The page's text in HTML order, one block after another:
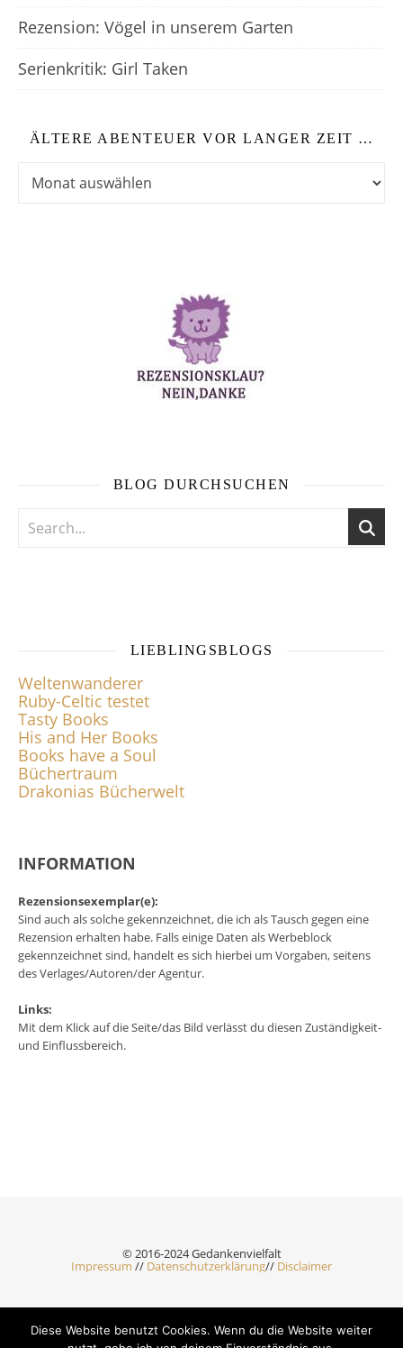
Rezension: Vögel in unserem Garten
Serienkritik: Girl Taken
ÄLTERE ABENTEUER VOR LANGER ZEIT …
BLOG DURCHSUCHEN
LIEBLINGSBLOGS
Weltenwanderer
Ruby-Celtic testet
Tasty Books
His and Her Books
Books have a Soul
Büchertraum
Drakonias Bücherwelt
INFORMATION
Rezensionsexemplar(e):
Sind auch als solche gekennzeichnet, die ich als Tausch gegen eine
Rezension erhalten habe. Falls einige Daten als Werbeblock
gekennzeichnet sind, handelt es sich hierbei um Vorgaben, seitens
des Verlages/Autoren/der Agentur.
Links:
Mit dem Klick auf die Seite/das Bild verlässt du diesen Zuständigkeit-
und Einflussbereich.
© 2016-2024 Gedankenvielfalt
Impressum // Datenschutzerklärung// Disclaimer
Ashe Theme by Royal-Flush - 2026 ©
Diese Website benutzt Cookies. Wenn du die Website weiter